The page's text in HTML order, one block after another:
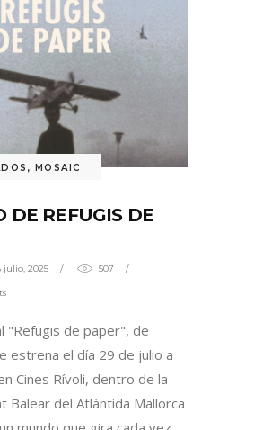
, MOSAIC
DE REFUGIS DE
julio, 2025 507
"Refugis de paper", de
estrena el día 29 de julio a
Cines Rívoli, dentro de la
Balear del Atlàntida Mallorca